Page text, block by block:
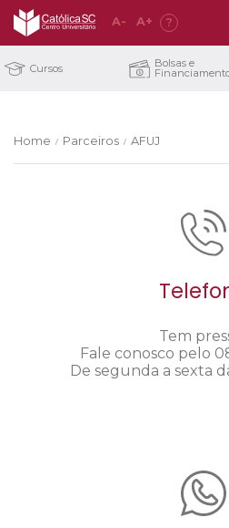
A- A+ ?
Cursos Bolsas e
Home / Parceiros / AFUJ
Tem
Fale conosco pelo
De segunda a sexta